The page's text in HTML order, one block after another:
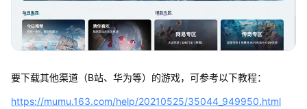
要下载其他渠道（B站、华为等）的游戏，可参考以下教程：
https://mumu.163.com/help/20210525/35044_949950.html